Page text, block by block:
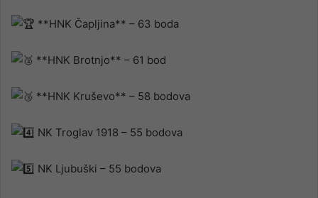
**HNK Čapljina** – 63 boda
**HNK Brotnjo** – 61 bod
**HNK Kruševo** – 58 bodova
NK Troglav 1918 – 55 bodova
NK Ljubuški – 55 bodova